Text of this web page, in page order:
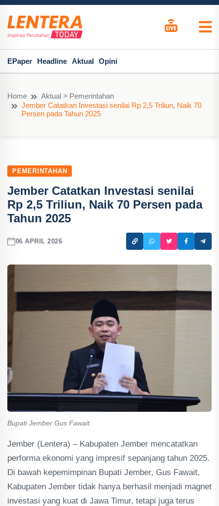
EPaper Headline Aktual Opini
Home
Aktual > Pemerintahan
Jember Catatkan Investasi senilai Rp 2,5 Triliun, Naik 70
Persen pada Tahun 2025
PEMERINTAHAN
Jember Catatkan Investasi senilai
Rp 2,5 Triliun, Naik 70 Persen pada
Tahun 2025
06 APRIL 2026
Bupati Jember Gus Fawait.
Jember (Lentera) – Kabupaten Jember mencatatkan
performa ekonomi yang impresif sepanjang tahun 2025.
Di bawah kepemimpinan Bupati Jember, Gus Fawait,
Kabupaten Jember tidak hanya berhasil menjadi magnet
investasi yang kuat di Jawa Timur, tetapi juga terus